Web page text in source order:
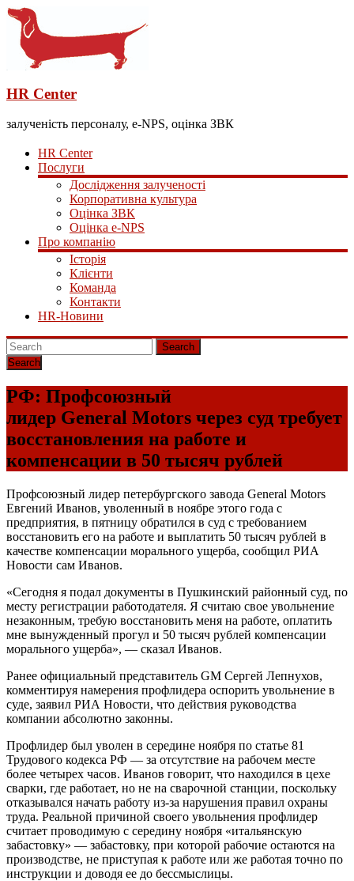
HR Center
залученість персоналу, e-NPS, оцінка ЗВК
HR Center
Послуги
Дослідження залученості
Корпоративна культура
Оцінка ЗВК
Оцінка e-NPS
Про компанію
Історія
Клієнти
Команда
Контакти
HR-Новини
Search
РФ: Профсоюзный
лидер General Motors через суд требует
восстановления на работе и
компенсации в 50 тысяч рублей
Профсоюзный лидер петербургского завода General Motors
Евгений Иванов, уволенный в ноябре этого года с
предприятия, в пятницу обратился в суд с требованием
восстановить его на работе и выплатить 50 тысяч рублей в
качестве компенсации морального ущерба, сообщил РИА
Новости сам Иванов.
«Сегодня я подал документы в Пушкинский районный суд, по
месту регистрации работодателя. Я считаю свое увольнение
незаконным, требую восстановить меня на работе, оплатить
мне вынужденный прогул и 50 тысяч рублей компенсации
морального ущерба», — сказал Иванов.
Ранее официальный представитель GM Сергей Лепнухов,
комментируя намерения профлидера оспорить увольнение в
суде, заявил РИА Новости, что действия руководства
компании абсолютно законны.
Профлидер был уволен в середине ноября по статье 81
Трудового кодекса РФ — за отсутствие на рабочем месте
более четырех часов. Иванов говорит, что находился в цехе
сварки, где работает, но не на сварочной станции, поскольку
отказывался начать работу из-за нарушения правил охраны
труда. Реальной причиной своего увольнения профлидер
считает проводимую с середину ноября «итальянскую
забастовку» — забастовку, при которой рабочие остаются на
производстве, не приступая к работе или же работая точно по
инструкции и доводя ее до бессмыслицы.